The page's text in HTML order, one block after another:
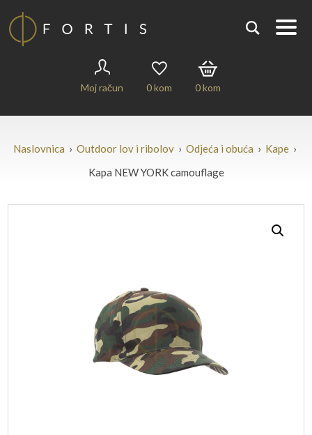
Moj račun 0kom 0kom
Naslovnica › Outdoor lov i ribolov › Odjeća i obuća › Kape ›
Kapa NEW YORK camouflage